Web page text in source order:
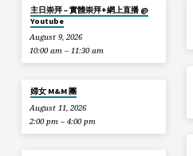
主日崇拜 – 實體崇拜+網上直播 @
Youtube
August 9, 2026
10:00 am – 11:30 am
婦女 M&M 團
August 11, 2026
2:00 pm – 4:00 pm